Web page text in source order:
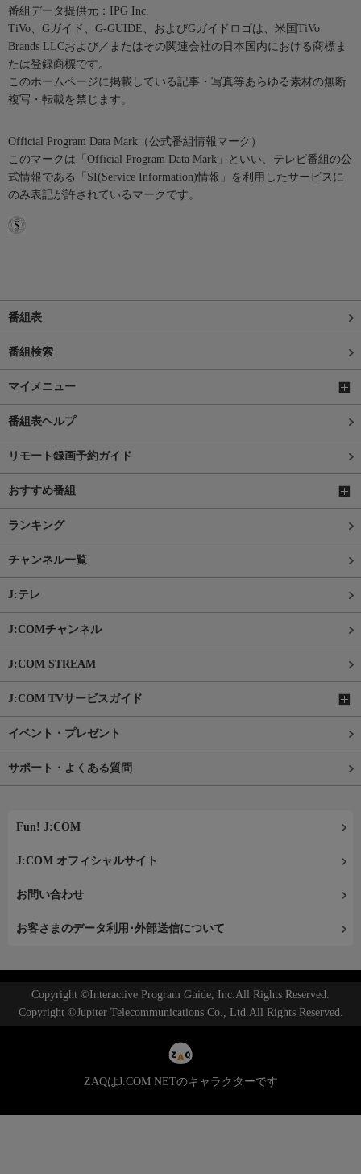
番組データ提供元：IPG Inc.
TiVo、Gガイド、G-GUIDE、およびGガイドロゴは、米国TiVo
Brands LLCおよび／またはその関連会社の日本国内における商標ま
たは登録商標です。
このホームページに掲載している記事・写真等あらゆる素材の無断
複写・転載を禁じます。
Official Program Data Mark（公式番組情報マーク）
このマークは「Official Program Data Mark」といい、テレビ番組の公
式情報である「SI(Service Information)情報」を利用したサービスに
のみ表記が許されているマークです。
番組表
番組検索
マイメニュー
番組表ヘルプ
リモート録画予約ガイド
おすすめ番組
ランキング
チャンネル一覧
J:テレ
J:COMチャンネル
J:COM STREAM
J:COM TVサービスガイド
イベント・プレゼント
サポート・よくある質問
Fun! J:COM
J:COM オフィシャルサイト
お問い合わせ
お客さまのデータ利用･外部送信について
Copyright ©Interactive Program Guide, Inc.All Rights Reserved.
Copyright ©Jupiter Telecommunications Co., Ltd.All Rights Reserved.
ZAQはJ:COM NETのキャラクターです